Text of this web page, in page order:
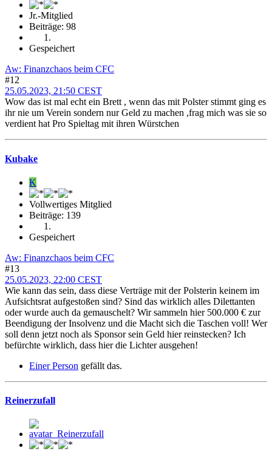
Jr.-Mitglied
Beiträge: 98
Gespeichert
Aw: Finanzchaos beim CFC
#12
25.05.2023, 21:50 CEST
Wow das ist mal echt ein Brett , wenn das mit Polster stimmt ging es
ihr nie um Verein sondern nur Geld zu machen ,frag mich was sie so
verdient hat Pro Spieltag mit ihren Würstchen
Kubake
K
Vollwertiges Mitglied
Beiträge: 139
Gespeichert
Aw: Finanzchaos beim CFC
#13
25.05.2023, 22:00 CEST
Wie kann das sein, dass diese Verträge mit der Polsterin keinem im
Aufsichtsrat aufgestoßen sind? Sind das wirklich alles Dilettanten
oder wurde auch da gemauschelt? Wir sammeln hier 500.000 € zur
Beendigung der Insolvenz und die Macht sich die Taschen voll! Wer
soll denn jetzt noch als Sponsor sein Geld hier reinstecken? Ich
befürchte wirklich, dass hier die Lichter ausgehen!
Einer Person gefällt das.
Reinerzufall